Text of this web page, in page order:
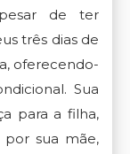
de ter
três dias de
oferecendo-
Sua
para a filha,
sua mãe,